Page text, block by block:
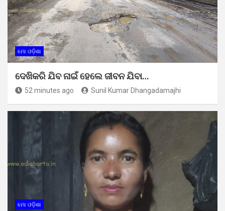
ମୋ ଓଡ଼ିଶା
ଦେଖିକରି ଯିବ ନାଇଁ ହେଲେ ଜୀବନ ଯିବା…
52 minutes ago Sunil Kumar Dhangadamajhi
ମୋ ଓଡ଼ିଶା